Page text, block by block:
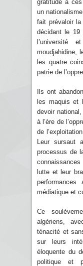
gratitude à
un
fait prévaloir
décidant le
l’université
moudjahidine,
les quatre
patrie de
Ils ont
les maquis et
devoir
à l’ère de
de
Leur sursaut
processus de
lutte et leur
performances
médiatique et
Ce
algériens,
ténacité et
sur leurs
éloquente du
politique et